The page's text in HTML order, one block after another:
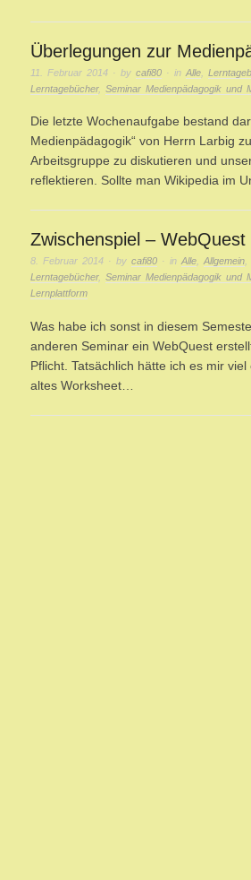
Überlegungen zur
11. Februar 2014 · by cafi80 · in Alle
Lerntagebücher, Seminar Medienpädagogik und
Die letzte Wochenaufgabe bestand
Medienpädagogik“ von Herrn Larbig
Arbeitsgruppe zu diskutieren und
reflektieren. Sollte man Wikipedia im
Zwischenspiel – WebQuest
8. Februar 2014 · by cafi80 · in Alle Allgemein
Lerntagebücher, Seminar Medienpädagogik und
Lernplattform
Was habe ich sonst in diesem
anderen Seminar ein WebQuest
Pflicht. Tatsächlich hätte ich es mir
altes Worksheet…